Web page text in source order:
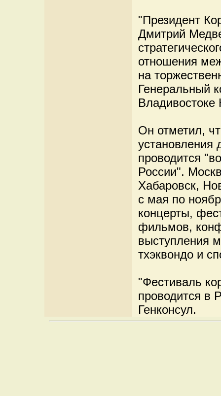
"Президент
Дмитрий
отношения
на
Генеральный
Он отметил,
установления
проводится
России".
Хабаровск,
с мая по
концерты,
фильмов,
выступления
тхэквондо и
"Фестиваль
проводится в
Генконсул.